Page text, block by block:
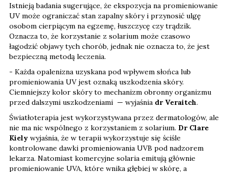
Istnieją badania sugerujące, że ekspozycja na promieniowanie
UV może ograniczać stan zapalny skóry i przynosić ulgę
osobom cierpiącym na egzemę, łuszczycę czy trądzik.
Oznacza to, że korzystanie z solarium może czasowo
łagodzić objawy tych chorób, jednak nie oznacza to, że jest
bezpieczną metodą leczenia.
- Każda opalenizna uzyskana pod wpływem słońca lub
promieniowania UV jest oznaką uszkodzenia skóry.
Ciemniejszy kolor skóry to mechanizm obronny organizmu
przed dalszymi uszkodzeniami — wyjaśnia dr Veraitch.
Światłoterapia jest wykorzystywana przez dermatologów, ale
nie ma nic wspólnego z korzystaniem z solarium. Dr Clare
Kiely wyjaśnia, że w terapii wykorzystuje się ściśle
kontrolowane dawki promieniowania UVB pod nadzorem
lekarza. Natomiast komercyjne solaria emitują głównie
promieniowanie UVA, które wnika głębiej w skórę, a